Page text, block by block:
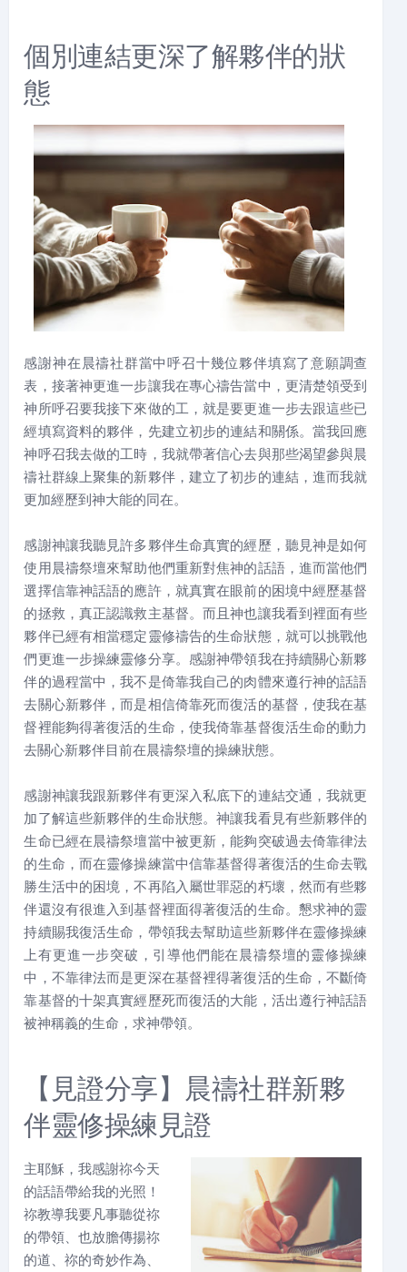
個別連結更深了解夥伴的狀
態
感謝神在晨禱社群當中呼召十幾位夥伴填寫了意願調查
表，接著神更進一步讓我在專心禱告當中，更清楚領受到
神所呼召要我接下來做的工，就是要更進一步去跟這些已
經填寫資料的夥伴，先建立初步的連結和關係。當我回應
神呼召我去做的工時，我就帶著信心去與那些渴望參與晨
禱社群線上聚集的新夥伴，建立了初步的連結，進而我就
更加經歷到神大能的同在。
感謝神讓我聽見許多夥伴生命真實的經歷，聽見神是如何
使用晨禱祭壇來幫助他們重新對焦神的話語，進而當他們
選擇信靠神話語的應許，就真實在眼前的困境中經歷基督
的拯救，真正認識救主基督。而且神也讓我看到裡面有些
夥伴已經有相當穩定靈修禱告的生命狀態，就可以挑戰他
們更進一步操練靈修分享。感謝神帶領我在持續關心新夥
伴的過程當中，我不是倚靠我自己的肉體來遵行神的話語
去關心新夥伴，而是相信倚靠死而復活的基督，使我在基
督裡能夠得著復活的生命，使我倚靠基督復活生命的動力
去關心新夥伴目前在晨禱祭壇的操練狀態。
感謝神讓我跟新夥伴有更深入私底下的連結交通，我就更
加了解這些新夥伴的生命狀態。神讓我看見有些新夥伴的
生命已經在晨禱祭壇當中被更新，能夠突破過去倚靠律法
的生命，而在靈修操練當中信靠基督得著復活的生命去戰
勝生活中的困境，不再陷入屬世罪惡的朽壞，然而有些夥
伴還沒有很進入到基督裡面得著復活的生命。懇求神的靈
持續賜我復活生命，帶領我去幫助這些新夥伴在靈修操練
上有更進一步突破，引導他們能在晨禱祭壇的靈修操練
中，不靠律法而是更深在基督裡得著復活的生命，不斷倚
靠基督的十架真實經歷死而復活的大能，活出遵行神話語
被神稱義的生命，求神帶領。
【見證分享】晨禱社群新夥
伴靈修操練見證
主耶穌，我感謝祢今天
的話語帶給我的光照！
祢教導我要凡事聽從祢
的帶領、也放膽傳揚祢
的道、祢的奇妙作為、